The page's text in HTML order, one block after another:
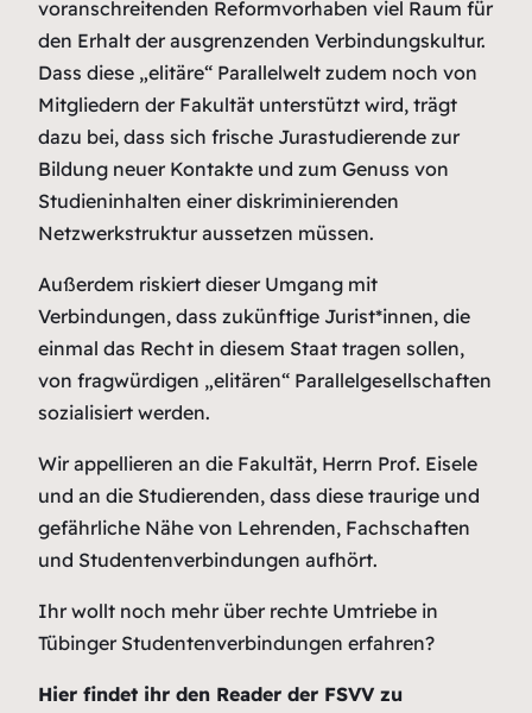
voranschreitenden Reformvorhaben viel Raum für
den Erhalt der ausgrenzenden Verbindungskultur.
Dass diese „elitäre“ Parallelwelt zudem noch von
Mitgliedern der Fakultät unterstützt wird, trägt
dazu bei, dass sich frische Jurastudierende zur
Bildung neuer Kontakte und zum Genuss von
Studieninhalten einer diskriminierenden
Netzwerkstruktur aussetzen müssen.
Außerdem riskiert dieser Umgang mit
Verbindungen, dass zukünftige Jurist*innen, die
einmal das Recht in diesem Staat tragen sollen,
von fragwürdigen „elitären“ Parallelgesellschaften
sozialisiert werden.
Wir appellieren an die Fakultät, Herrn Prof. Eisele
und an die Studierenden, dass diese traurige und
gefährliche Nähe von Lehrenden, Fachschaften
und Studentenverbindungen aufhört.
Ihr wollt noch mehr über rechte Umtriebe in
Tübinger Studentenverbindungen erfahren?
Hier findet ihr den Reader der FSVV zu